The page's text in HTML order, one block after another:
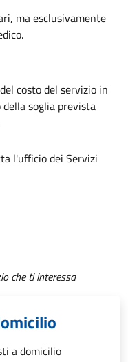
ma esclusivamente
costo del servizio in
soglia prevista
l'ufficio dei Servizi
che ti interessa
a domicilio